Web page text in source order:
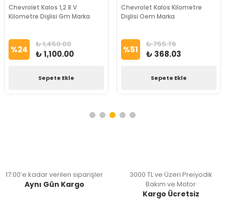
Chevrolet Kalos 1,2 8 V
Kilometre Dişlisi Gm Marka
%24 ₺ 1,450.00
₺ 1,100.00
Sepete Ekle
Chevrolet Kalos Kilometre
Dişlisi Oem Marka
%51 ₺ 755.76
₺ 368.03
Sepete Ekle
17:00’e kadar verilen siparişler
Aynı Gün Kargo
3000 TL ve Üzeri Preiyodik
Bakım ve Motor
Kargo Ücretsiz